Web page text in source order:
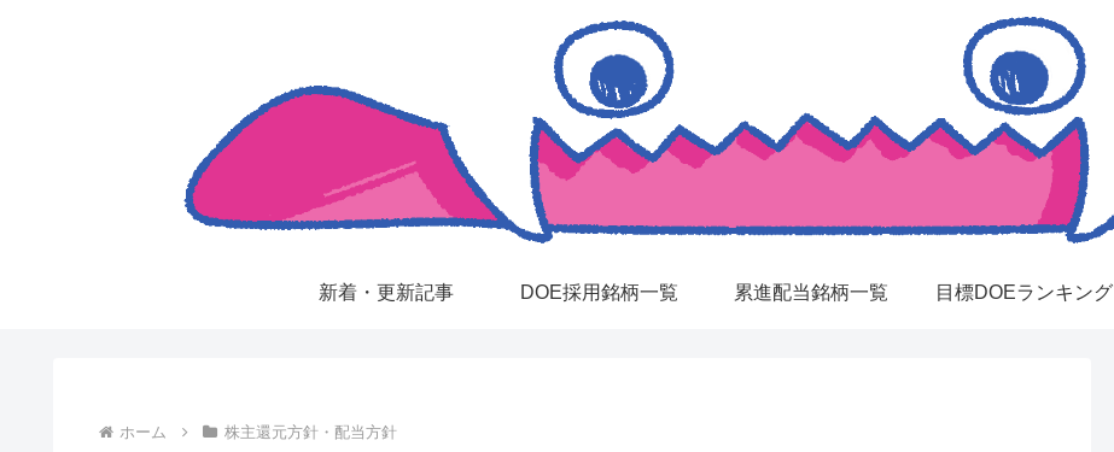
新着・更新記事 DOE採用銘柄一覧 累進配当銘柄一覧 目標DOEランキング
ホーム 株主還元方針・配当方針